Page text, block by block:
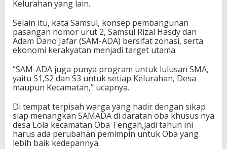
Kelurahan yang lain.
Selain itu, kata Samsul, konsep pembangunan
pasangan nomor urut 2, Samsul Rizal Hasdy dan
Adam Dano Jafar (SAM-ADA) bersifat zonasi, serta
ekonomi kerakyatan menjadi target utama.
“SAM-ADA juga punya program untuk lulusan SMA,
yaitu S1,S2 dan S3 untuk setiap Kelurahan, Desa
maupun Kecamatan,” ucapnya.
Di tempat terpisah warga yang hadir dengan sikap
siap menangkan SAMADA di daratan oba khusus nya
desa Lola kecamatan Oba Tengah,jadi tahun ini
harus ada perubahan pemimpin untuk Oba yang
lebih baik kedepannya.